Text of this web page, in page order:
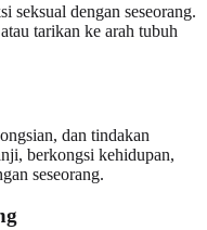
seksual dengan seseorang.
tarikan ke arah tubuh
dan tindakan
berkongsi kehidupan,
seseorang.